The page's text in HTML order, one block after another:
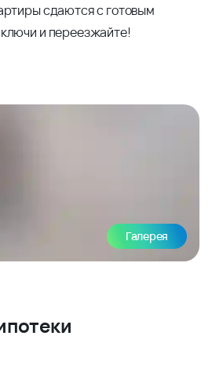
сдаются с готовым
и переезжайте!
Галерея